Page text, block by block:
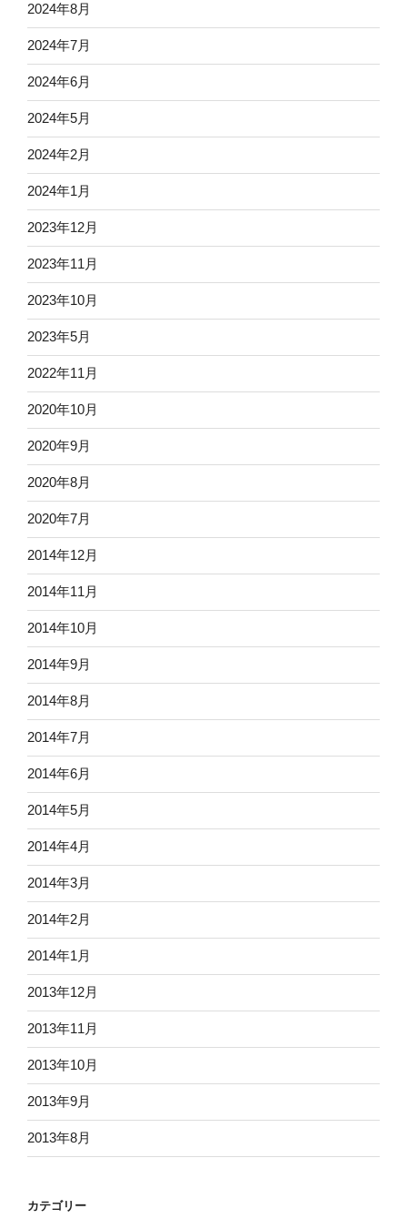
2024年8月
2024年7月
2024年6月
2024年5月
2024年2月
2024年1月
2023年12月
2023年11月
2023年10月
2023年5月
2022年11月
2020年10月
2020年9月
2020年8月
2020年7月
2014年12月
2014年11月
2014年10月
2014年9月
2014年8月
2014年7月
2014年6月
2014年5月
2014年4月
2014年3月
2014年2月
2014年1月
2013年12月
2013年11月
2013年10月
2013年9月
2013年8月
カテゴリー